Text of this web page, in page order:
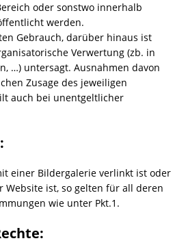
oder sonstwo innerhalb
werden.
Gebrauch, darüber hinaus ist
Verwertung (zb. in
…) untersagt. Ausnahmen davon
Zusage des jeweiligen
auch bei unentgeltlicher
einer Bildergalerie verlinkt ist oder
Website ist, so gelten für all deren
wie unter Pkt.1.